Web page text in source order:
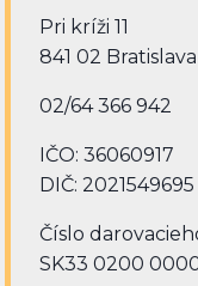
Pri kríži 11
841 02 Bratislava
02/64 366 942
IČO: 36060917
DIČ: 2021549695
Číslo
SK33 0200